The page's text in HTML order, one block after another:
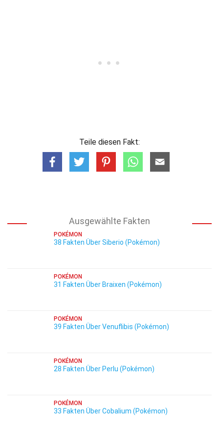
Teile diesen Fakt:
Ausgewählte Fakten
POKÉMON
38 Fakten Über Siberio (Pokémon)
POKÉMON
31 Fakten Über Braixen (Pokémon)
POKÉMON
39 Fakten Über Venuflibis (Pokémon)
POKÉMON
28 Fakten Über Perlu (Pokémon)
POKÉMON
33 Fakten Über Cobalium (Pokémon)